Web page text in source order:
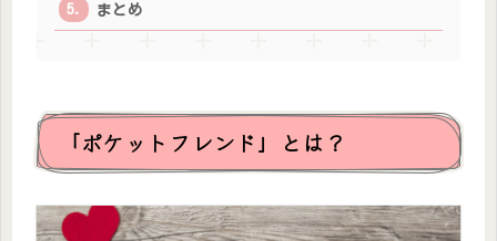
まとめ
「ポケットフレンド」とは？